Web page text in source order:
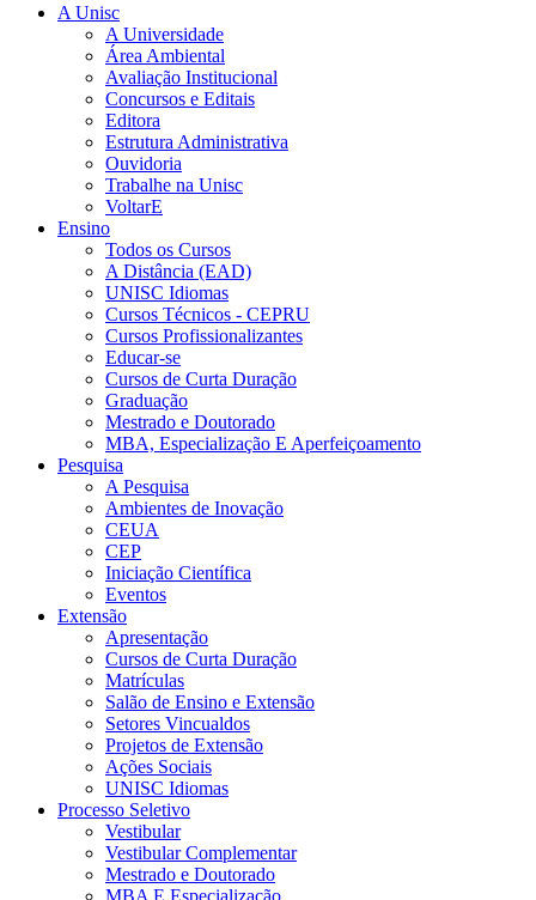
A Unisc
A Universidade
Área Ambiental
Avaliação Institucional
Concursos e Editais
Editora
Estrutura Administrativa
Ouvidoria
Trabalhe na Unisc
VoltarE
Ensino
Todos os Cursos
A Distância (EAD)
UNISC Idiomas
Cursos Técnicos - CEPRU
Cursos Profissionalizantes
Educar-se
Cursos de Curta Duração
Graduação
Mestrado e Doutorado
MBA, Especialização E Aperfeiçoamento
Pesquisa
A Pesquisa
Ambientes de Inovação
CEUA
CEP
Iniciação Científica
Eventos
Extensão
Apresentação
Cursos de Curta Duração
Matrículas
Salão de Ensino e Extensão
Setores Vincualdos
Projetos de Extensão
Ações Sociais
UNISC Idiomas
Processo Seletivo
Vestibular
Vestibular Complementar
Mestrado e Doutorado
MBA E Especialização